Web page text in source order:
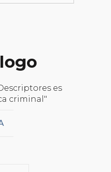
es
criminal"